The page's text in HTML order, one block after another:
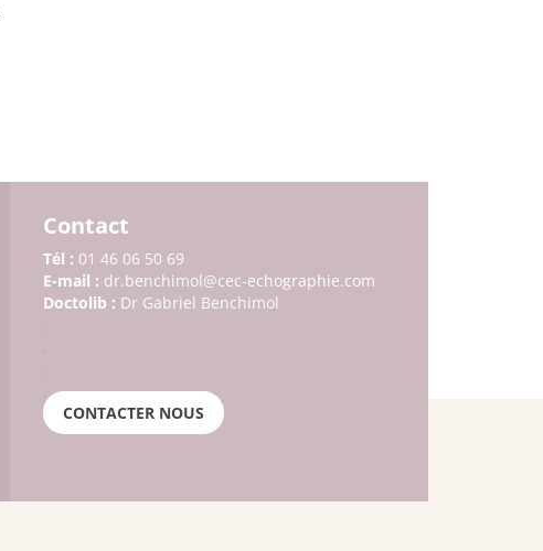
Contact
Tél : 01 46 06 50 69
E-mail : dr.benchimol@cec-echographie.com
Doctolib : Dr Gabriel Benchimol
CONTACTER NOUS